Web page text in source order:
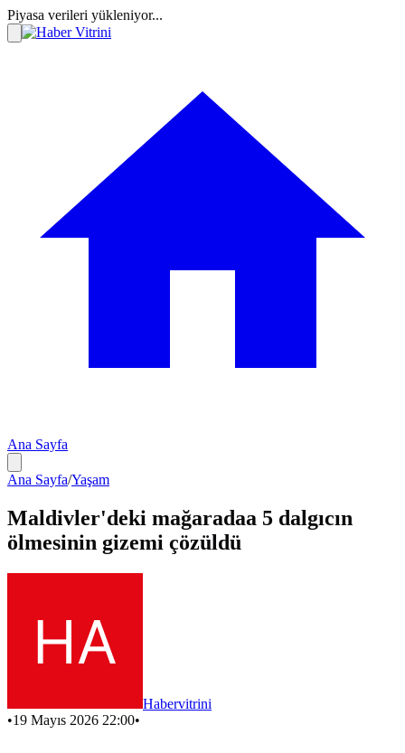
Piyasa verileri yükleniyor...
Ana Sayfa
Ana Sayfa/Yaşam
Maldivler'deki mağaradaa 5 dalgıcın
ölmesinin gizemi çözüldü
Habervitrini
•19 Mayıs 2026 22:00•